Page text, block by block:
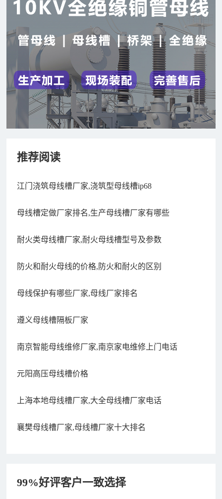
推荐阅读
江门浇筑母线槽厂家,浇筑型母线槽ip68
母线槽定做厂家排名,生产母线槽厂家有哪些
耐火类母线槽厂家,耐火母线槽型号及参数
防火和耐火母线的价格,防火和耐火的区别
母线保护有哪些厂家,母线厂家排名
遵义母线槽隔板厂家
南京智能母线维修厂家,南京家电维修上门电话
元阳高压母线槽价格
上海本地母线槽厂家,大全母线槽厂家电话
襄樊母线槽厂家,母线槽厂家十大排名
99%好评客户一致选择